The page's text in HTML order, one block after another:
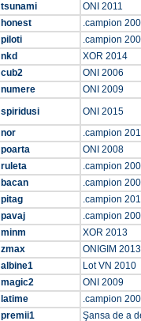
tsunami
ONI 2011
honest
.campion
piloti
.campion
nkd
XOR 2014
cub2
ONI 2006
numere
ONI 2009
spiridusi
ONI 2015
nor
.campion
poarta
ONI 2008
ruleta
.campion
bacan
.campion
pitag
.campion
pavaj
.campion
minm
XOR 2013
zmax
ONIGIM 2013
albine1
Lot VN 2010
magic2
ONI 2009
latime
.campion
premii1 Şansa de a